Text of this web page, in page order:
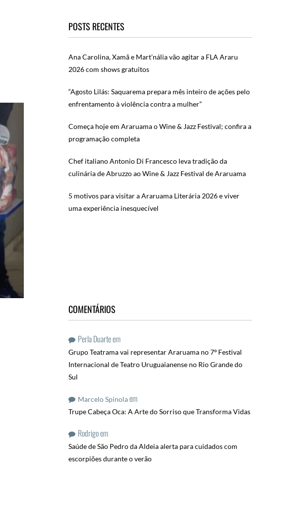
POSTS RECENTES
Ana Carolina, Xamã e Mart’nália vão agitar a FLA Araru
2026 com shows gratuitos
“Agosto Lilás: Saquarema prepara mês inteiro de ações pelo
enfrentamento à violência contra a mulher”
Começa hoje em Araruama o Wine & Jazz Festival; confira a
programação completa
Chef italiano Antonio Di Francesco leva tradição da
culinária de Abruzzo ao Wine & Jazz Festival de Araruama
5 motivos para visitar a Araruama Literária 2026 e viver
uma experiência inesquecível
COMENTÁRIOS
Perla Duarteem
Grupo Teatrama vai representar Araruama no 7º Festival
Internacional de Teatro Uruguaianense no Rio Grande do
Sul
Marcelo Spinolaem
Trupe Cabeça Oca: A Arte do Sorriso que Transforma Vidas
Rodrigoem
Saúde de São Pedro da Aldeia alerta para cuidados com
escorpiões durante o verão